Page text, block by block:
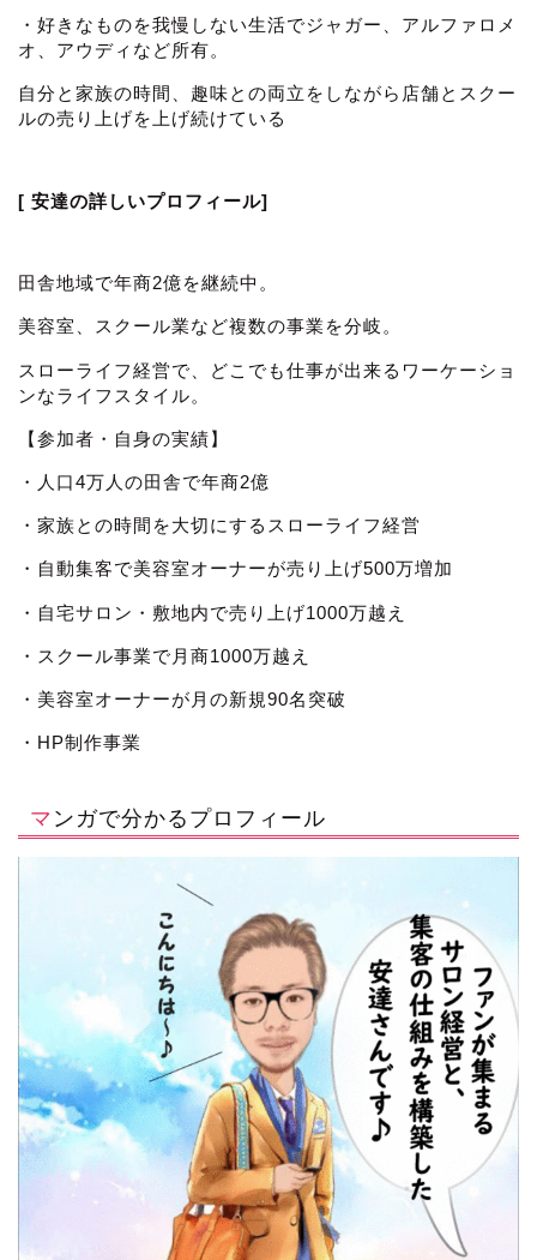
・好きなものを我慢しない生活でジャガー、アルファロメ
オ、アウディなど所有。
自分と家族の時間、趣味との両立をしながら店舗とスクー
ルの売り上げを上げ続けている
[ 安達の詳しいプロフィール]
田舎地域で年商2億を継続中。
美容室、スクール業など複数の事業を分岐。
スローライフ経営で、どこでも仕事が出来るワーケーショ
ンなライフスタイル。
【参加者・自身の実績】
・人口4万人の田舎で年商2億
・家族との時間を大切にするスローライフ経営
・自動集客で美容室オーナーが売り上げ500万増加
・自宅サロン・敷地内で売り上げ1000万越え
・スクール事業で月商1000万越え
・美容室オーナーが月の新規90名突破
・HP制作事業
マンガで分かるプロフィール